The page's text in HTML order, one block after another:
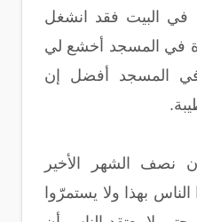
في البيت فقد انشغل
في المسجد أخشع لي
في المسجد أفضل إن
نصف الشهر الأخير
بهذا ولا يستمرّوا